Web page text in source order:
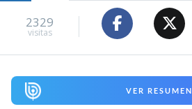
2329
visitas
VER RESUMEN